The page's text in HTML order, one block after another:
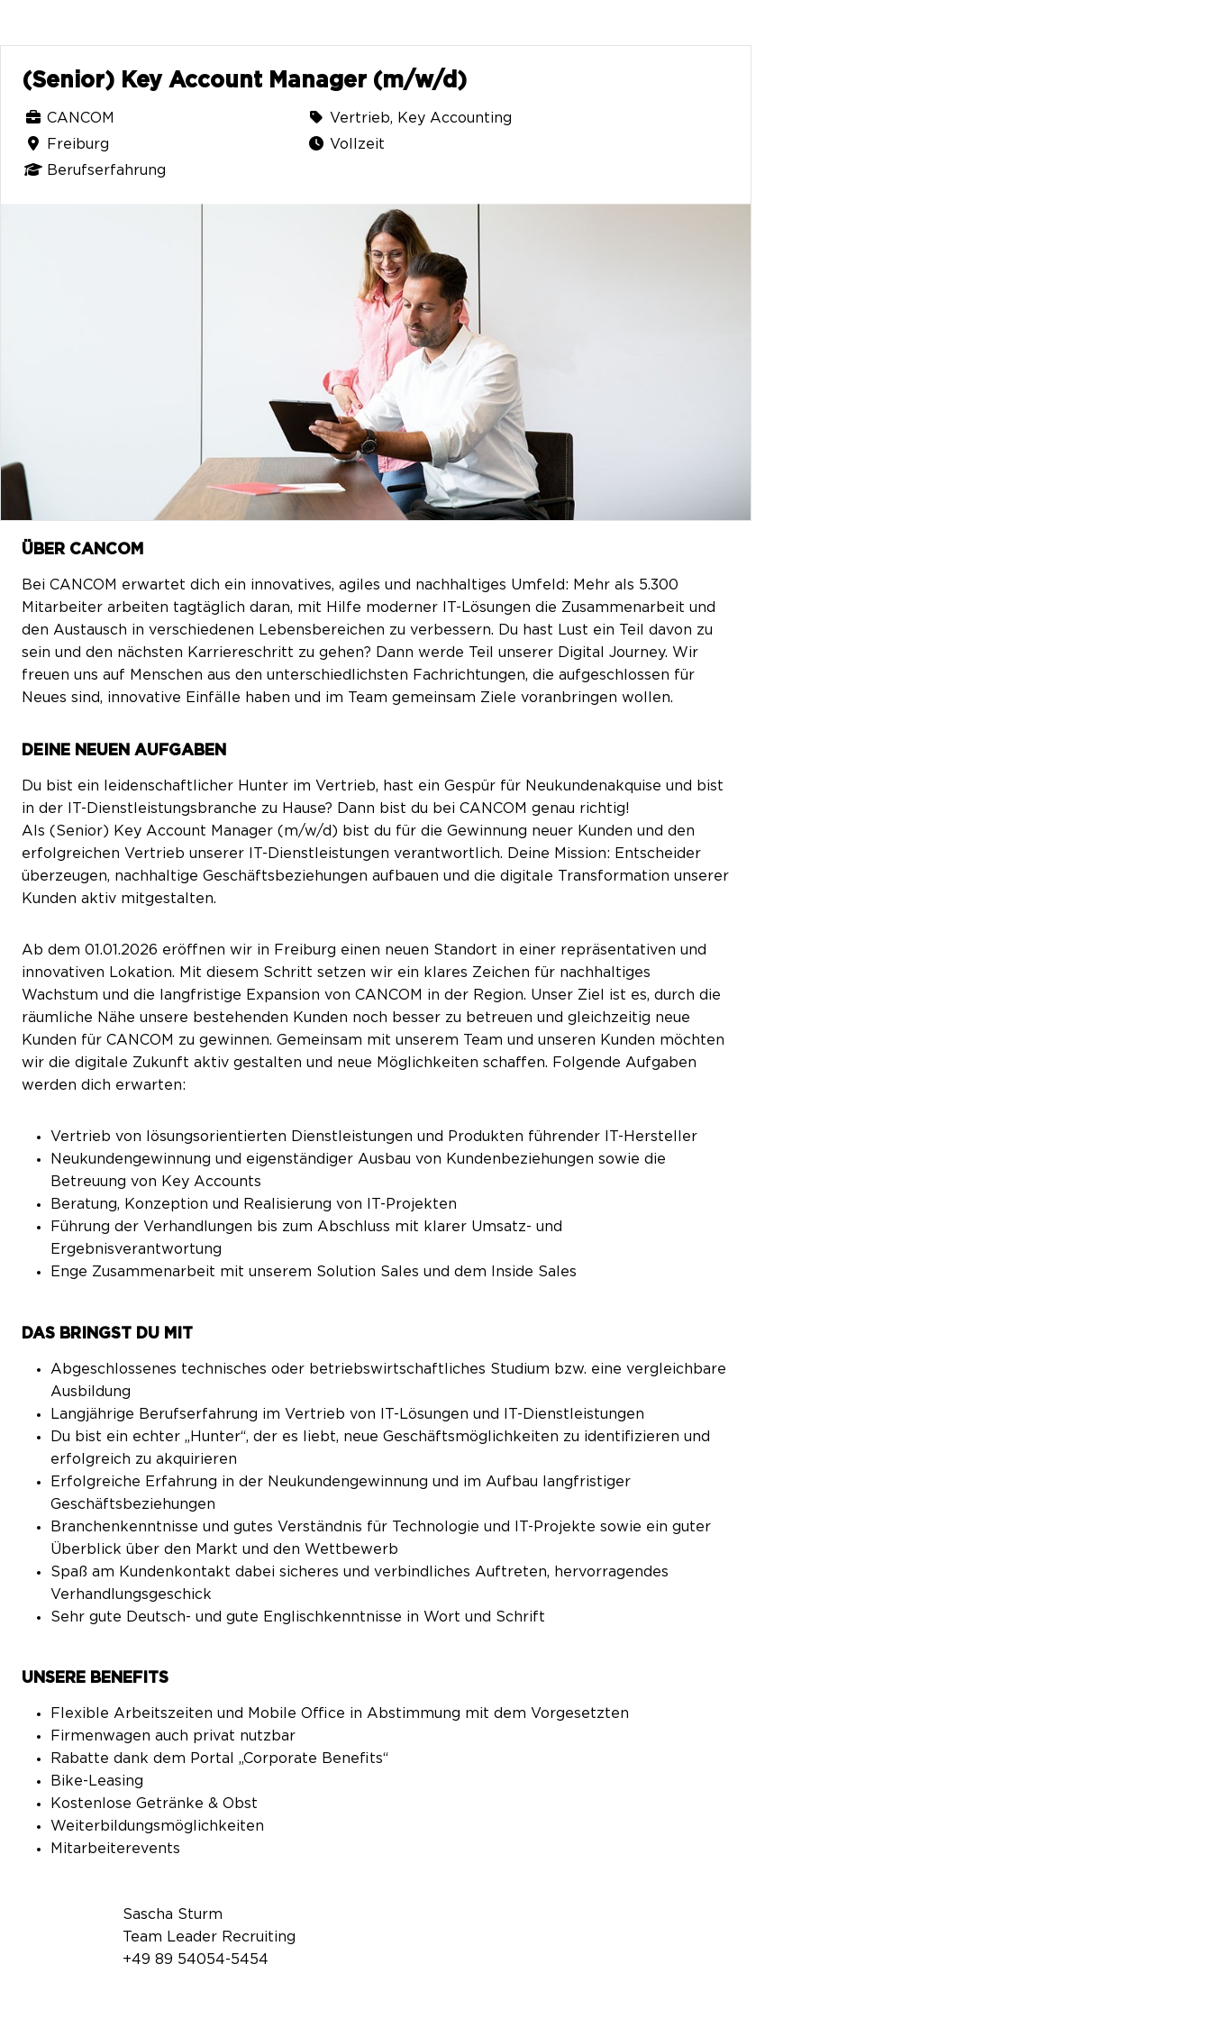
(Senior) Key Account Manager (m/w/d)
CANCOM
Freiburg
Berufserfahrung
Vertrieb, Key Accounting
Vollzeit
ÜBER CANCOM
Bei CANCOM erwartet dich ein innovatives, agiles und nachhaltiges Umfeld: Mehr als 5.300
Mitarbeiter arbeiten tagtäglich daran, mit Hilfe moderner IT-Lösungen die Zusammenarbeit und
den Austausch in verschiedenen Lebensbereichen zu verbessern. Du hast Lust ein Teil davon zu
sein und den nächsten Karriereschritt zu gehen? Dann werde Teil unserer Digital Journey. Wir
freuen uns auf Menschen aus den unterschiedlichsten Fachrichtungen, die aufgeschlossen für
Neues sind, innovative Einfälle haben und im Team gemeinsam Ziele voranbringen wollen.
DEINE NEUEN AUFGABEN
Du bist ein leidenschaftlicher Hunter im Vertrieb, hast ein Gespür für Neukundenakquise und bist
in der IT-Dienstleistungsbranche zu Hause? Dann bist du bei CANCOM genau richtig!
Als (Senior) Key Account Manager (m/w/d) bist du für die Gewinnung neuer Kunden und den
erfolgreichen Vertrieb unserer IT-Dienstleistungen verantwortlich. Deine Mission: Entscheider
überzeugen, nachhaltige Geschäftsbeziehungen aufbauen und die digitale Transformation unserer
Kunden aktiv mitgestalten.
Ab dem 01.01.2026 eröffnen wir in Freiburg einen neuen Standort in einer repräsentativen und
innovativen Lokation. Mit diesem Schritt setzen wir ein klares Zeichen für nachhaltiges
Wachstum und die langfristige Expansion von CANCOM in der Region. Unser Ziel ist es, durch die
räumliche Nähe unsere bestehenden Kunden noch besser zu betreuen und gleichzeitig neue
Kunden für CANCOM zu gewinnen. Gemeinsam mit unserem Team und unseren Kunden möchten
wir die digitale Zukunft aktiv gestalten und neue Möglichkeiten schaffen. Folgende Aufgaben
werden dich erwarten:
Vertrieb von lösungsorientierten Dienstleistungen und Produkten führender IT-Hersteller
Neukundengewinnung und eigenständiger Ausbau von Kundenbeziehungen sowie die
Betreuung von Key Accounts
Beratung, Konzeption und Realisierung von IT-Projekten
Führung der Verhandlungen bis zum Abschluss mit klarer Umsatz- und
Ergebnisverantwortung
Enge Zusammenarbeit mit unserem Solution Sales und dem Inside Sales
DAS BRINGST DU MIT
Abgeschlossenes technisches oder betriebswirtschaftliches Studium bzw. eine vergleichbare
Ausbildung
Langjährige Berufserfahrung im Vertrieb von IT-Lösungen und IT-Dienstleistungen
Du bist ein echter „Hunter“, der es liebt, neue Geschäftsmöglichkeiten zu identifizieren und
erfolgreich zu akquirieren
Erfolgreiche Erfahrung in der Neukundengewinnung und im Aufbau langfristiger
Geschäftsbeziehungen
Branchenkenntnisse und gutes Verständnis für Technologie und IT-Projekte sowie ein guter
Überblick über den Markt und den Wettbewerb
Spaß am Kundenkontakt dabei sicheres und verbindliches Auftreten, hervorragendes
Verhandlungsgeschick
Sehr gute Deutsch- und gute Englischkenntnisse in Wort und Schrift
UNSERE BENEFITS
Flexible Arbeitszeiten und Mobile Office in Abstimmung mit dem Vorgesetzten
Firmenwagen auch privat nutzbar
Rabatte dank dem Portal „Corporate Benefits“
Bike-Leasing
Kostenlose Getränke & Obst
Weiterbildungsmöglichkeiten
Mitarbeiterevents
Sascha Sturm
Team Leader Recruiting
+49 89 54054-5454